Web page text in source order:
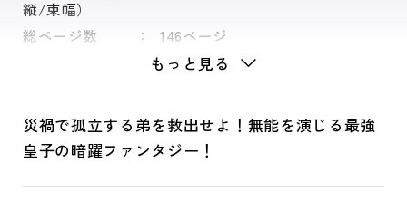
縦/束幅）
総ページ数 146ページ
もっと見る
災禍で孤立する弟を救出せよ！無能を演じる最強
皇子の暗躍ファンタジー！